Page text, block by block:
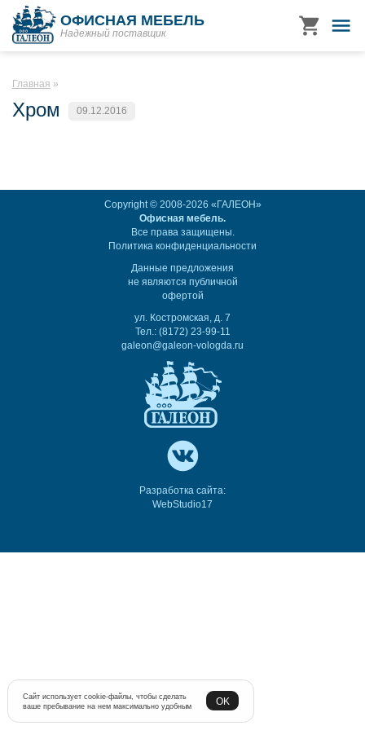
ОФИСНАЯ МЕБЕЛЬ
Надежный поставщик
Главная
Хром 09.12.2016
Copyright © 2008-2026 «ГАЛЕОН»
Офисная мебель.
Все права защищены.
Политика конфиденциальности
Данные предложения
не являются публичной
офертой
ул. Костромская, д. 7
Тел.: (8172) 23-99-11
galeon@galeon-vologda.ru
Разработка сайта:
WebStudio17
Сайт использует cookie-файлы, чтобы сделать
ваше пребывание на нем максимально удобным
OK